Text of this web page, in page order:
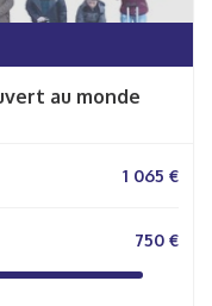
au monde
1 065 €
750 €